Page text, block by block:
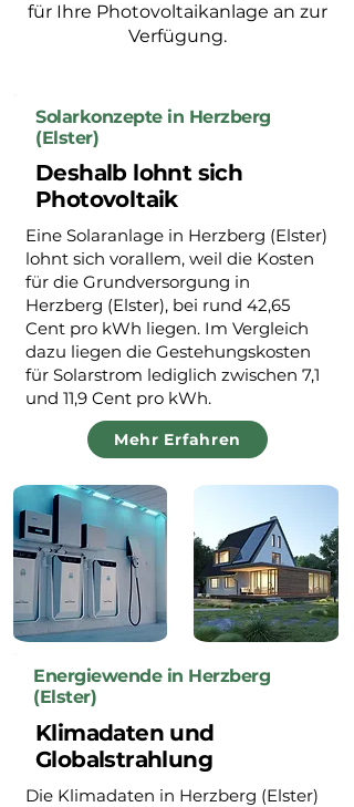
für Ihre Photovoltaikanlage an zur
Verfügung.
Solarkonzepte in Herzberg
(Elster)
Deshalb lohnt sich
Photovoltaik
Eine Solaranlage in Herzberg (Elster)
lohnt sich vorallem, weil die Kosten
für die Grundversorgung in
Herzberg (Elster), bei rund 42,65
Cent pro kWh liegen. Im Vergleich
dazu liegen die Gestehungskosten
für Solarstrom lediglich zwischen 7,1
und 11,9 Cent pro kWh.
Mehr Erfahren
Energiewende in Herzberg
(Elster)
Klimadaten und
Globalstrahlung
Die Klimadaten in Herzberg (Elster)